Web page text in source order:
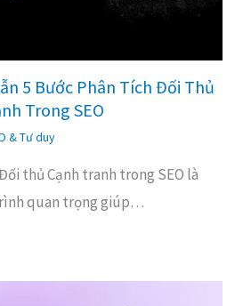
5 Bước Phân Tích Đối Thủ
Trong SEO
& Tư duy
thủ Cạnh tranh trong SEO là
quan trọng giúp…